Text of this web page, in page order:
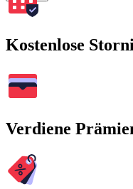
Kostenlose
Verdiene